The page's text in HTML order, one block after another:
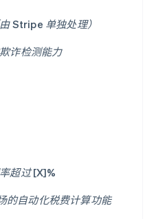
Stripe 单独处理）
诈检测能力
超过 [X]%
的自动化税费计算功能